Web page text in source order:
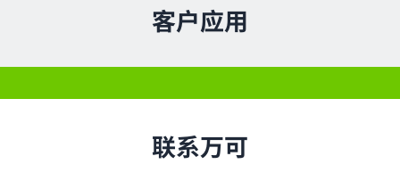
客户应用
联系万可